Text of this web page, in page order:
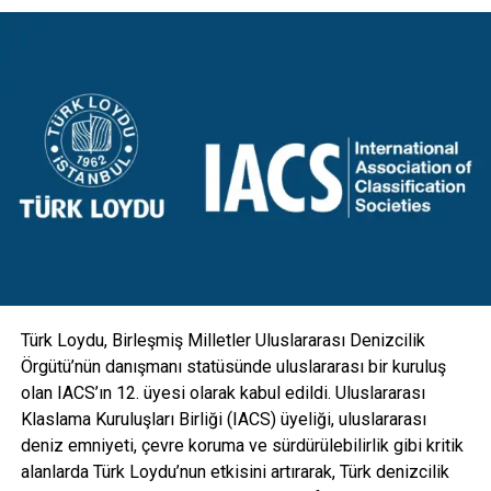
binamız önünde iki adet prototipi de sergiliyoruz. Bu yeni
tasarım direkler, mevcut direklerin üzerine eklenen yeni bir
konsol ile birlikte hareketli armatür mekanizmalarıyla
donatıldı. Aydınlatmanın yanı sıra kamera, GSM, hoparlör
gibi ekipmanlarla da entegre edilebilecek esneklikte
Türk Loydu, Birleşmiş Milletler Uluslararası Denizcilik
Örgütü’nün danışmanı statüsünde uluslararası bir kuruluş
olan IACS’ın 12. üyesi olarak kabul edildi. Uluslararası
Klaslama Kuruluşları Birliği (IACS) üyeliği, uluslararası
deniz emniyeti, çevre koruma ve sürdürülebilirlik gibi kritik
alanlarda Türk Loydu’nun etkisini artırarak, Türk denizcilik